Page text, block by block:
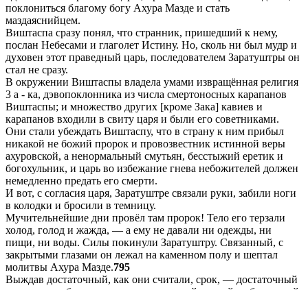
поклониться благому богу Ахура Мазде и стать
маздаяснийцем.
Виштаспа сразу понял, что странник, пришедший к нему,
послан Небесами и глаголет Истину. Но, сколь ни был мудр и
духовен этот праведный царь, последователем Заратуштры он
стал не сразу.
В окружении Виштаспы владела умами извращённая религия
3 а - ка, дэвопоклонника из числа смертоносных карапанов
Виштаспы; и множество других [кроме Зака] кавиев и
карапанов входили в свиту царя и были его советниками.
Они стали убеждать Виштаспу, что в страну к ним прибыл
никакой не божий пророк и провозвестник истинной веры
ахуровской, а ненормальный смутьян, бесстыжий еретик и
богохульник, и царь во избежание гнева небожителей должен
немедленно предать его смерти.
И вот, с согласия царя, Заратуштре связали руки, забили ноги
в колодки и бросили в темницу.
Мучительнейшие дни провёл там пророк! Тело его терзали
холод, голод и жажда, — а ему не давали ни одежды, ни
пищи, ни воды. Силы покинули Заратуштру. Связанный, с
закрытыми глазами он лежал на каменном полу и шептал
молитвы Ахура Мазде.795
Выждав достаточный, как они считали, срок, — достаточный